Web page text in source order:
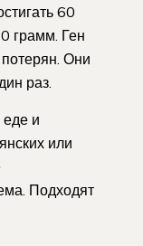
60
грамм. Ген
потерян. Они
раз.
и
или
Подходят